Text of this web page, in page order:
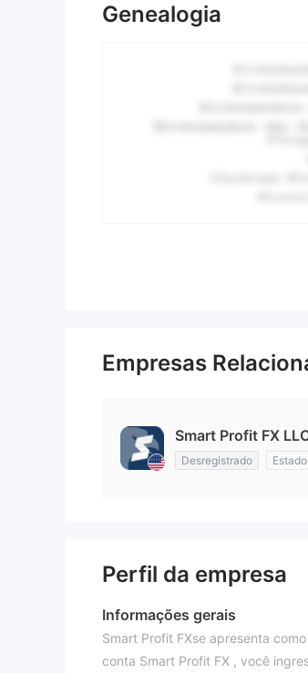
Genealogia
Empresas
Smart Profit FX
Desregistrado
Perfil da empresa
Informações gerais
Smart Profit FXse apresenta
conta Smart Profit FX , você